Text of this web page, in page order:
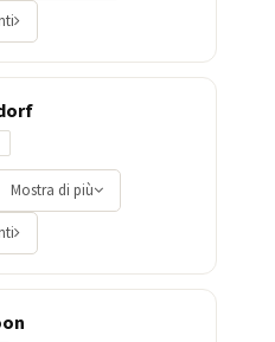
Mostra di più